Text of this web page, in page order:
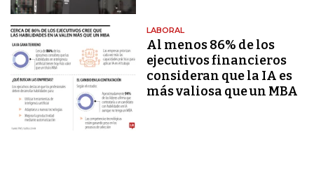
LABORAL
Al menos 86% de los
ejecutivos financieros
consideran que la IA es
más valiosa que un MBA